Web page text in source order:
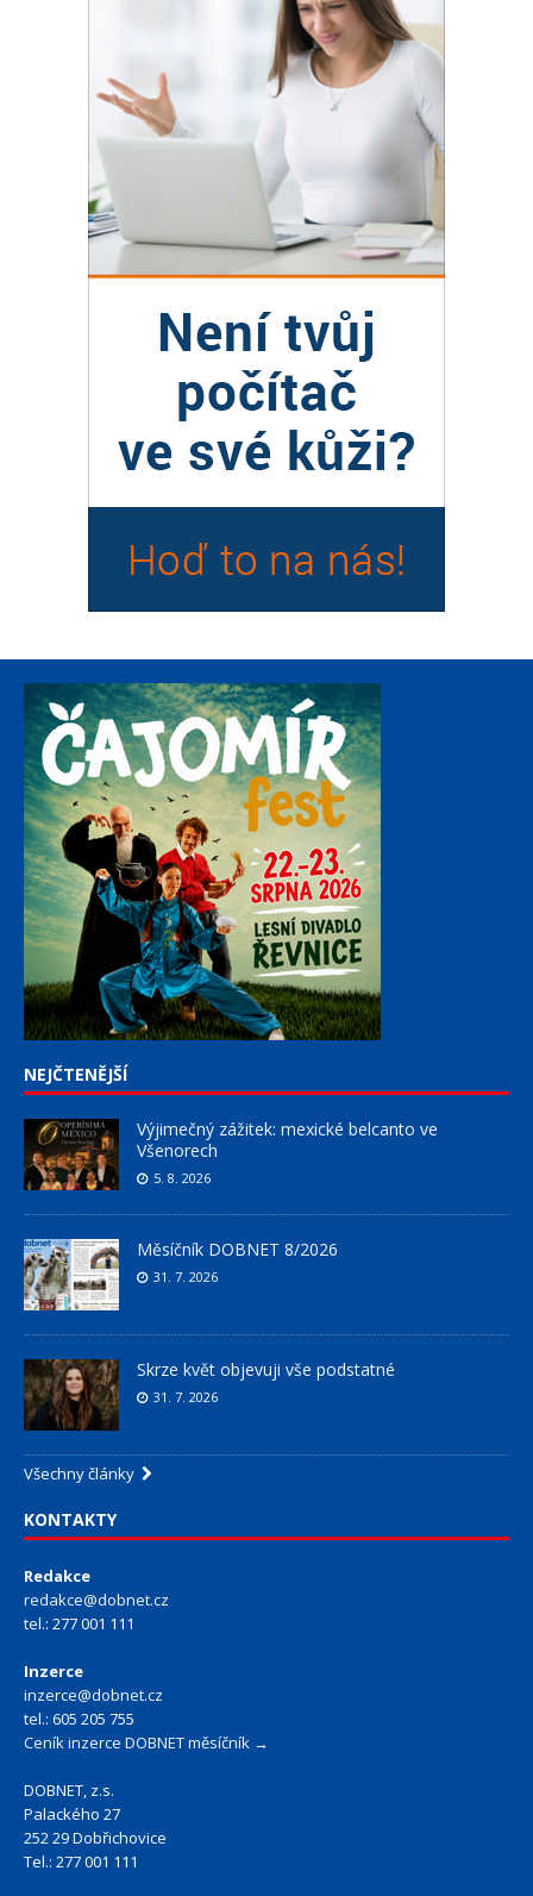
NEJČTENĚJŠÍ
Výjimečný zážitek: mexické belcanto ve
Všenorech
5. 8. 2026
Měsíčník DOBNET 8/2026
31. 7. 2026
Skrze květ objevuji vše podstatné
31. 7. 2026
Všechny články
KONTAKTY
Redakce
redakce@dobnet.cz
tel.: 277 001 111
Inzerce
inzerce@dobnet.cz
tel.: 605 205 755
Ceník inzerce DOBNET měsíčník →
DOBNET, z.s.
Palackého 27
252 29 Dobřichovice
Tel.: 277 001 111